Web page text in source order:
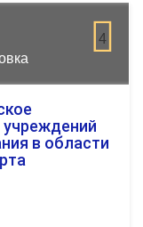
4
учреждений
в области